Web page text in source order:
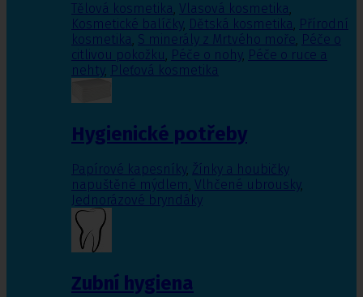
Tělová kosmetika, Vlasová kosmetika,
Kosmetické balíčky, Dětská kosmetika, Přírodní
kosmetika, S minerály z Mrtvého moře, Péče o
citlivou pokožku, Péče o nohy, Péče o ruce a
nehty, Pleťová kosmetika
Hygienické potřeby
Papírové kapesníky, Žínky a houbičky
napuštěné mýdlem, Vlhčené ubrousky,
Jednorázové bryndáky
Zubní hygiena